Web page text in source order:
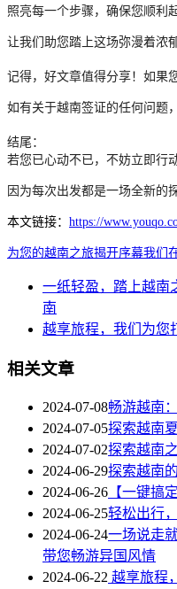
照亮每一个步骤，确保您顺利
让我们助您踏上这场弥漫着浓
记得，好文章值得分享！如果
如有关于越南签证的任何问题
结尾：
若您已心动不已，不妨立即行
因为每次出发都是一场全新的
本文链接： https://
为您的越南之旅揭开序幕我们
一纸轻盈，踏上越
南
越享旅程，我们为您
相关文章
2024-07-08畅游越南
2024-07-05探索越南
2024-07-02探索越南
2024-06-29探索越南
2024-06-26 【一键搞
2024-06-25轻松出行
2024-06-24一场说走
带您畅游异国风情
2024-06-22 越享旅程